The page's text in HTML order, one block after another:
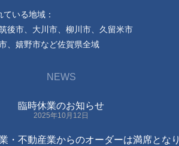
いる地域：
後市、大川市、柳川市、久留米市
、嬉野市など佐賀県全域
NEWS
臨時休業のお知らせ
2025年10月12日
・不動産業からのオーダーは満席とな